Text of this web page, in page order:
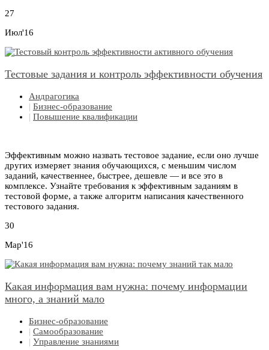
27
Июл'16
Тестовые задания и контроль эффективности обучения
Андрагогика
| Бизнес-образование
| Повышение квалификации
Эффективным можно назвать тестовое задание, если оно лучше
других измеряет знания обучающихся, с меньшим числом
заданий, качественнее, быстрее, дешевле — и все это в
комплексе. Узнайте требования к эффективным заданиям в
тестовой форме, а также алгоритм написания качественного
тестового задания.
30
Мар'16
Какая информация вам нужна: почему информации
много, а знаний мало
Бизнес-образование
| Самообразование
| Управление знаниями